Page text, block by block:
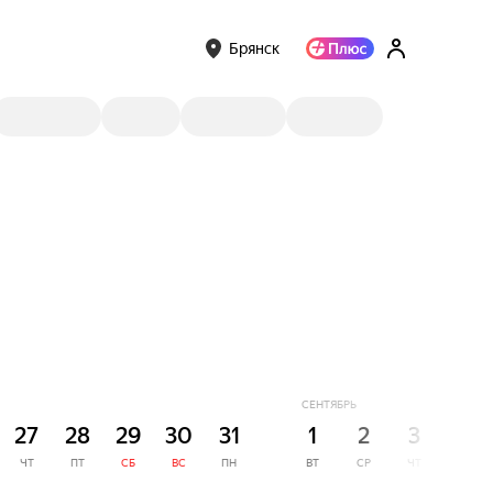
Брянск
27
ЧТ
28
ПТ
29
СБ
30
ВС
31
ПН
СЕНТЯБРЬ
1
ВТ
2
СР
3